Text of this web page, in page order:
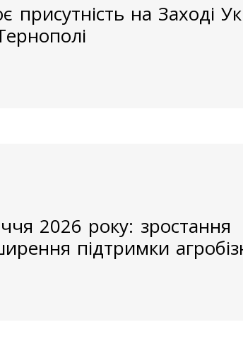
на Заході
2026 року: зростання
підтримки